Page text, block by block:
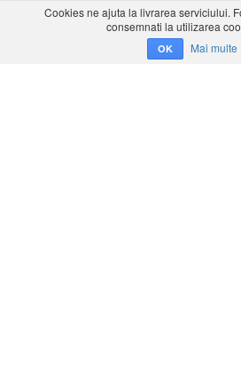
Cookies ne ajuta la livrarea serviciului.
consemnati la utilizarea
OK Mai multe